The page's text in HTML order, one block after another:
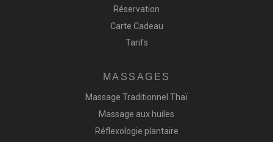
Réservation
Carte Cadeau
Tarifs
MASSAGES
Massage Traditionnel Thaï
Massage aux huiles
Réflexologie plantaire